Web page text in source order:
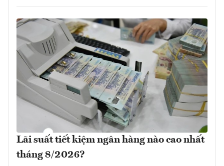
Lãi suất tiết kiệm ngân hàng nào cao nhất
tháng 8/2026?